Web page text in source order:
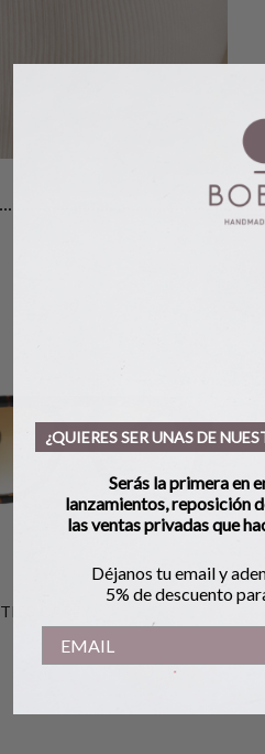
CAREY
¿QUIERES SER UNAS DE
Serás la primera en
lanzamientos, reposición
las ventas privadas que
Déjanos tu email y
5% de descuento